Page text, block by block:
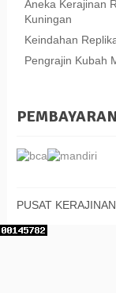
Aneka Kerajinan
Kuningan
Keindahan
Pengrajin Kubah
PEMBAYARAN
PUSAT